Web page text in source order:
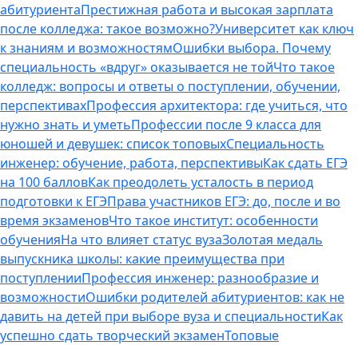
абитуриентаПрестижная работа и высокая зарплата
после колледжа: такое возможно?Университет как ключ
к знаниям и возможностямОшибки выбора. Почему
специальность «вдруг» оказывается не тойЧто такое
колледж: вопросы и ответы о поступлении, обучении,
перспективахПрофессия архитектора: где учиться, что
нужно знать и уметьПрофессии после 9 класса для
юношей и девушек: список топовыхСпециальность
инженер: обучение, работа, перспективыКак сдать ЕГЭ
на 100 балловКак преодолеть усталость в период
подготовки к ЕГЭПрава участников ЕГЭ: до, после и во
время экзаменовЧто такое институт: особенности
обученияНа что влияет статус вузаЗолотая медаль
выпускника школы: какие преимущества при
поступленииПрофессия инженер: разнообразие и
возможностиОшибки родителей абитуриентов: как не
давить на детей при выборе вуза и специальностиКак
успешно сдать творческий экзаменТоповые